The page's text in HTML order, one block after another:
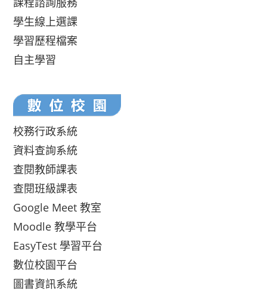
學生線上選課
學習歷程檔案
自主學習
校務行政系統
資料查詢系統
查閱教師課表
查閱班級課表
Google Meet 教室
Moodle 教學平台
EasyTest 學習平台
數位校園平台
圖書資訊系統